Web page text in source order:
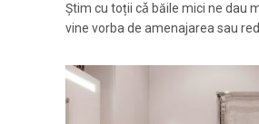
Știm cu toții cǎ băile mici ne dau
vine vorba de amenajarea sau